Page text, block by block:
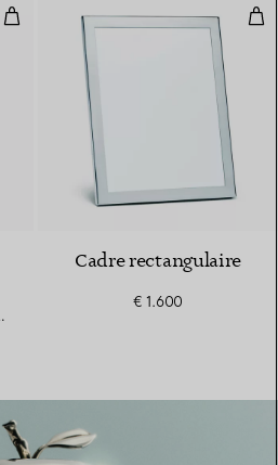
Couverture en cachemire et
Cadre rectangulaire
€ 1.600